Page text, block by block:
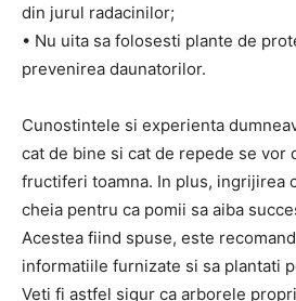
din jurul radacinilor;
• Nu uita sa folosesti plante de
prevenirea daunatorilor.
Cunostintele si experienta
cat de bine si cat de repede se vor
fructiferi toamna. In plus, ingrijirea
cheia pentru ca pomii sa aiba
Acestea fiind spuse, este
informatiile furnizate si sa plantati
Veti fi astfel sigur ca arborele